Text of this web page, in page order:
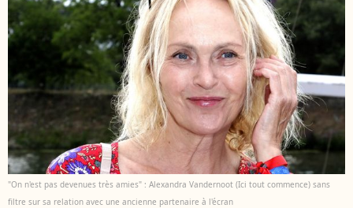
"On n'est pas devenues très amies" : Alexandra Vandernoot (Ici tout commence) sans
filtre sur sa relation avec une ancienne partenaire à l'écran